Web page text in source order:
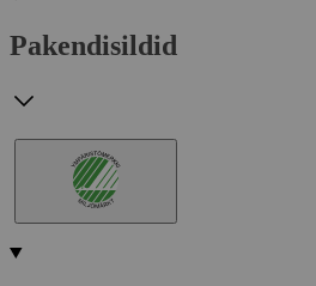
Pakendisildid